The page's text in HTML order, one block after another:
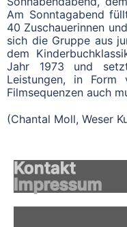
Am Sonntagabend
40 Zuschauerinnen
sich die Gruppe aus
dem
Jahr 1973 und
Leistungen, in
Filmsequenzen auch
(Chantal Moll, Weser
Kontakt
Impressum